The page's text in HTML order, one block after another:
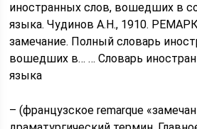
иностранных слов, вошедших в
языка. Чудинов А.Н., 1910.
замечание. Полный словарь
вошедших в… … Словарь
языка
– (французское remarque